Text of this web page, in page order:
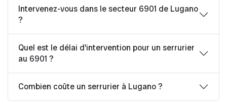
Intervenez-vous dans le secteur 6901 de Lugano
?
Quel est le délai d'intervention pour un serrurier
au 6901 ?
Combien coûte un serrurier à Lugano ?